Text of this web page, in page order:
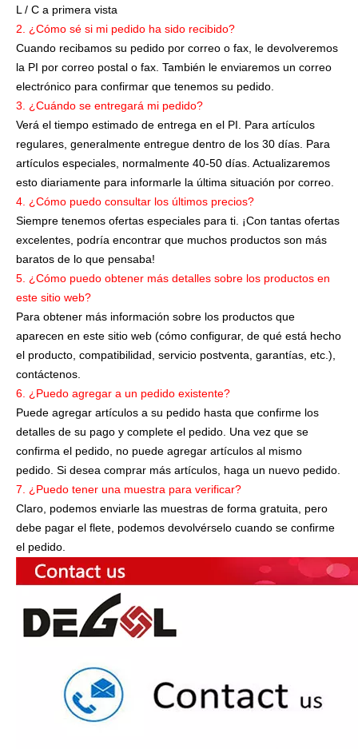
L / C a primera vista
2. ¿Cómo sé si mi pedido ha sido recibido?
Cuando recibamos su pedido por correo o fax, le devolveremos
la PI por correo postal o fax. También le enviaremos un correo
electrónico para confirmar que tenemos su pedido.
3. ¿Cuándo se entregará mi pedido?
Verá el tiempo estimado de entrega en el PI. Para artículos
regulares, generalmente entregue dentro de los 30 días. Para
artículos especiales, normalmente 40-50 días. Actualizaremos
esto diariamente para informarle la última situación por correo.
4. ¿Cómo puedo consultar los últimos precios?
Siempre tenemos ofertas especiales para ti. ¡Con tantas ofertas
excelentes, podría encontrar que muchos productos son más
baratos de lo que pensaba!
5. ¿Cómo puedo obtener más detalles sobre los productos en
este sitio web?
Para obtener más información sobre los productos que
aparecen en este sitio web (cómo configurar, de qué está hecho
el producto, compatibilidad, servicio postventa, garantías, etc.),
contáctenos.
6. ¿Puedo agregar a un pedido existente?
Puede agregar artículos a su pedido hasta que confirme los
detalles de su pago y complete el pedido. Una vez que se
confirma el pedido, no puede agregar artículos al mismo
pedido. Si desea comprar más artículos, haga un nuevo pedido.
7. ¿Puedo tener una muestra para verificar?
Claro, podemos enviarle las muestras de forma gratuita, pero
debe pagar el flete, podemos devolvérselo cuando se confirme
el pedido.